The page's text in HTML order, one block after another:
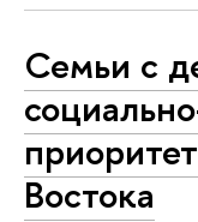
Семьи с
Востока